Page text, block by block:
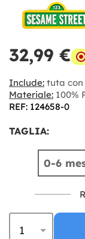
32,99 €
Include: tuta con
Materiale: 100%
REF: 124658-0
TAGLIA:
0-6